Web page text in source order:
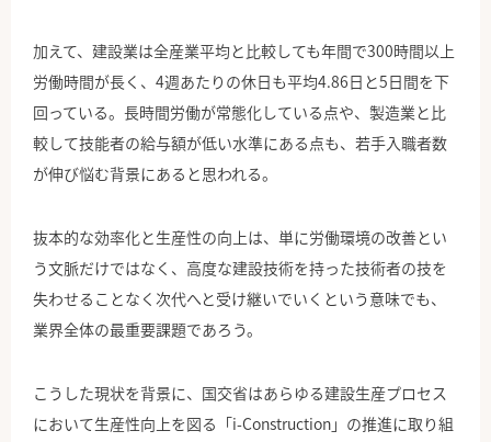
加えて、建設業は全産業平均と比較しても年間で300時間以上
労働時間が長く、4週あたりの休日も平均4.86日と5日間を下
回っている。長時間労働が常態化している点や、製造業と比
較して技能者の給与額が低い水準にある点も、若手入職者数
が伸び悩む背景にあると思われる。
抜本的な効率化と生産性の向上は、単に労働環境の改善とい
う文脈だけではなく、高度な建設技術を持った技術者の技を
失わせることなく次代へと受け継いでいくという意味でも、
業界全体の最重要課題であろう。
こうした現状を背景に、国交省はあらゆる建設生産プロセス
において生産性向上を図る「i-Construction」の推進に取り組